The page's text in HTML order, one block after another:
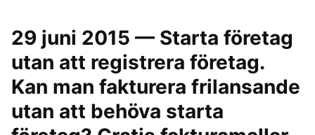
29 juni 2015 — Starta företag
utan att registrera företag.
Kan man fakturera frilansande
utan att behöva starta